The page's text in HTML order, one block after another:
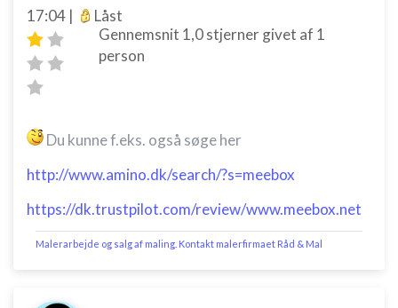
17:04 |
Låst
Gennemsnit 1,0stjerner givet af 1
person
Du kunne f.eks. også søge her
http://www.amino.dk/search/?s=meebox
https://dk.trustpilot.com/review/www.meebox.net
Malerarbejde og salg af maling. Kontakt malerfirmaet Råd & Mal